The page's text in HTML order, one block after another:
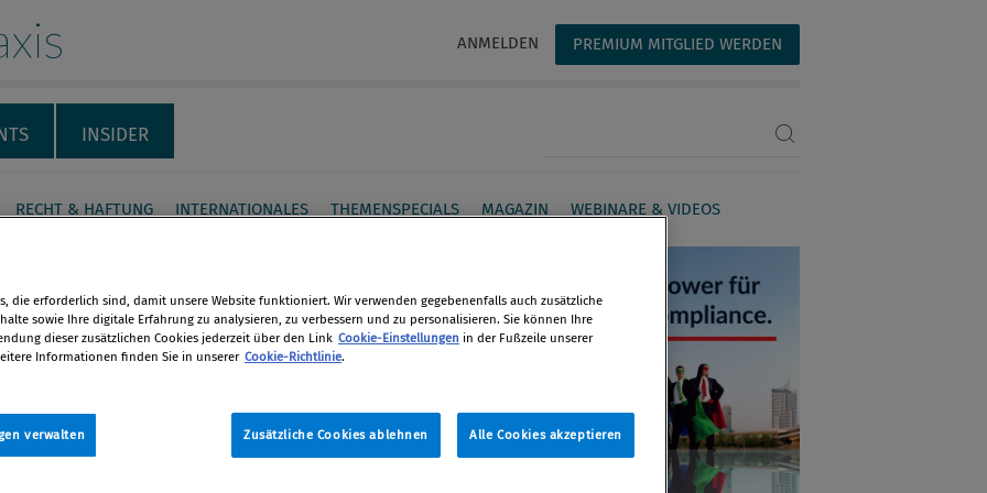
ANMELDEN PREMIUM MITGLIED WERDEN
INSIDER
RECHT & HAFTUNG INTERNATIONALES THEMENSPECIALS MAGAZIN WEBINARE & VIDEOS
"Stresstest
und Stefan Rufera von KPMG,
gestalteten Anfang Juni ein
Webinar mit dem Titel "Stresstest
die erforderlich sind, damit unsere Website funktioniert. Wir verwenden gegebenenfalls auch zusätzliche
sowie Ihre digitale Erfahrung zu analysieren, zu verbessern und zu personalisieren. Sie können Ihre
dieser zusätzlichen Cookies jederzeit über den Link Cookie-Einstellungen in der Fußzeile unserer
Informationen finden Sie in unserer Cookie-Richtlinie.
Zusätzliche Cookies ablehnen Alle Cookies akzeptieren
verwalten